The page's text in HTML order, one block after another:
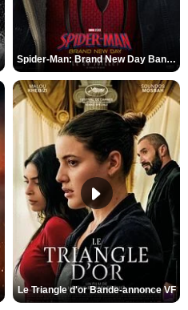
Spider-Man: Brand New Day Bande-annonce VO STFR
Le Triangle d'or Bande-annonce VF